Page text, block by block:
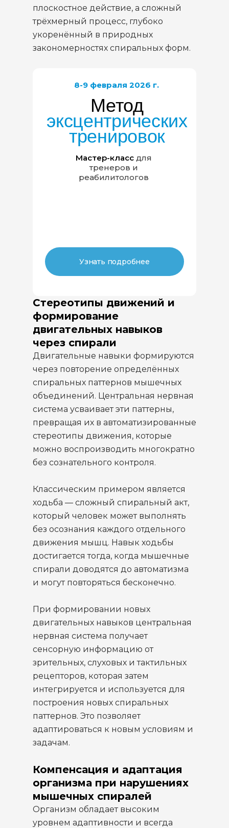
плоскостное действие, а сложный
трёхмерный процесс, глубоко
укоренённый в природных
закономерностях спиральных форм.
Метод
эксцентрических
тренировок
8-9 февраля 2026 г.
Мастер-класс для
тренеров и
реабилитологов
Узнать подробнее
Стереотипы движений и
формирование
двигательных навыков
через спирали
Двигательные навыки формируются
через повторение определённых
спиральных паттернов мышечных
объединений. Центральная нервная
система усваивает эти паттерны,
превращая их в автоматизированные
стереотипы движения, которые
можно воспроизводить многократно
без сознательного контроля.
Классическим примером является
ходьба — сложный спиральный акт,
который человек может выполнять
без осознания каждого отдельного
движения мышц. Навык ходьбы
достигается тогда, когда мышечные
спирали доводятся до автоматизма
и могут повторяться бесконечно.
При формировании новых
двигательных навыков центральная
нервная система получает
сенсорную информацию от
зрительных, слуховых и тактильных
рецепторов, которая затем
интегрируется и используется для
построения новых спиральных
паттернов. Это позволяет
адаптироваться к новым условиям и
задачам.
Компенсация и адаптация
организма при нарушениях
мышечных спиралей
Организм обладает высоким
уровнем адаптивности и всегда